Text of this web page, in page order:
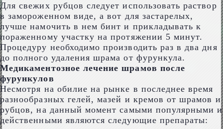
Для свежих рубцов следует использовать раствор
в замороженном виде, а вот для застарелых,
лучше намочить в нем бинт и прикладывать к
пораженному участку на протяжении 5 минут.
Процедуру необходимо производить раз в два дня
до полного удаления шрама от фурункула.
Медикаментозное лечение шрамов после
фурункулов
Несмотря на обилие на рынке в последнее время
разнообразных гелей, мазей и кремов от шрамов и
рубцов, на данный момент самыми популярными и
действенными являются следующие препараты: